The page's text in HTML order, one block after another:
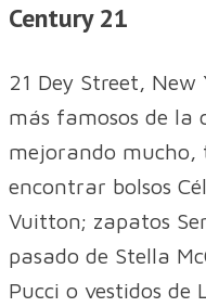
Century 21
21 Dey Street, New
más famosos de la
mejorando mucho,
encontrar bolsos
Vuitton; zapatos
pasado de Stella
Pucci o vestidos